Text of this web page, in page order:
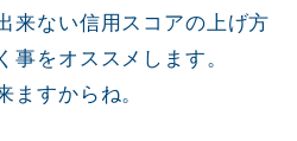
来ない信用スコアの上げ方
事をオススメします。
ますからね。